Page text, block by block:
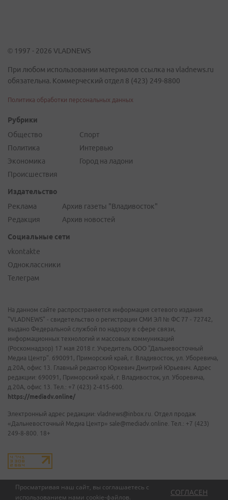
Просматривая наш сайт, вы соглашаетесь с
использованием нами cookie-файлов.
СОГЛАСЕН
© 1997 - 2026 VLADNEWS
При любом использовании материалов ссылка на vladnews.ru
обязательна. Коммерческий отдел 8 (423) 249-8800
Политика обработки персональных данных
Рубрики
Общество
Политика
Экономика
Происшествия
Спорт
Интервью
Город на ладони
Издательство
Реклама
Редакция
Архив газеты "Владивосток"
Архив новостей
Социальные сети
vkontakte
Одноклассники
Телеграм
На данном сайте распространяется информация сетевого издания
"VLADNEWS" - свидетельство о регистрации СМИ ЭЛ № ФС 77 - 72742,
выдано Федеральной службой по надзору в сфере связи,
информационных технологий и массовых коммуникаций
(Роскомнадзор) 17 мая 2018 г. Учредитель ООО "Дальневосточный
Медиа Центр". 690091, Приморский край, г. Владивосток, ул. Уборевича,
д.20А, офис 13. Главный редактор Юркевич Дмитрий Юрьевич. Адрес
редакции: 690091, Приморский край, г. Владивосток, ул. Уборевича,
д.20А, офис 13. Тел.: +7 (423) 2-415-600.
https://mediadv.online/
Электронный адрес редакции: vladnews@inbox.ru. Отдел продаж
«Дальневосточный Медиа Центр» sale@mediadv.online. Тел.: +7 (423)
249-8-800. 18+